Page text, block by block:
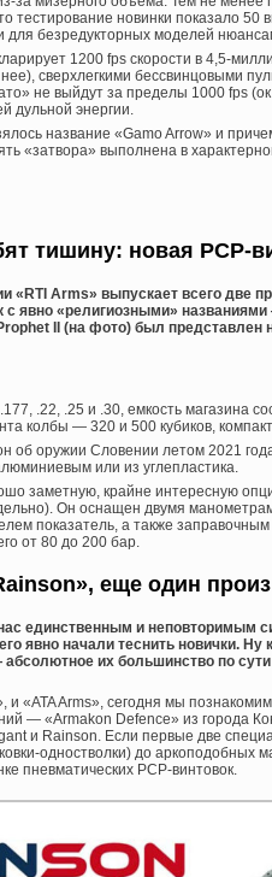
тестирование новинки показало
для безредукторных моделей
1200 fps скорости в 4,5-
сверхлегкими бессвинцовыми
не выйдут за пределы 1000 fps
дульной энергии.
название «Gamo Arrow» и
«затвора» выполнена в
тишину: новая PCP-
«RTI Arms» выпускает всего две
с явно «религиозными»
II (на фото) был представлен
.22, .25 и .30, емкость магазина
колбы — 320 и 500 кубиков,
об оружии Словении летом 2021
или из углепластика.
заметную, крайне интересную
Он оснащен двумя
показатель, а также
от 80 до 200 бар.
еще один
единственным и неповторимым
явно начали теснить новички.
их большинство по
и «ATA Arms», сегодня мы
— «Armakon Defence» из города
и Rainson. Если первые две
одностволки) до аркоподобных
пневматических PCP-винтовок.